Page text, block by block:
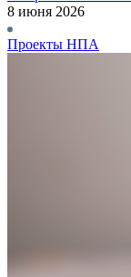
8 июня 2026
Проекты НПА